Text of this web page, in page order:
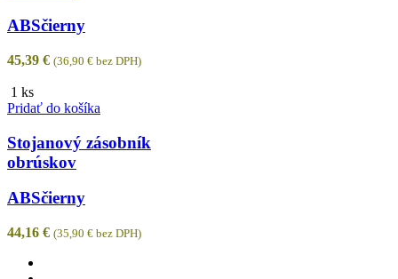
ABSčierny
45,39 € (36,90 € bez DPH)
1 ks
Pridať do košíka
Stojanový zásobník
obrúskov
ABSčierny
44,16 € (35,90 € bez DPH)